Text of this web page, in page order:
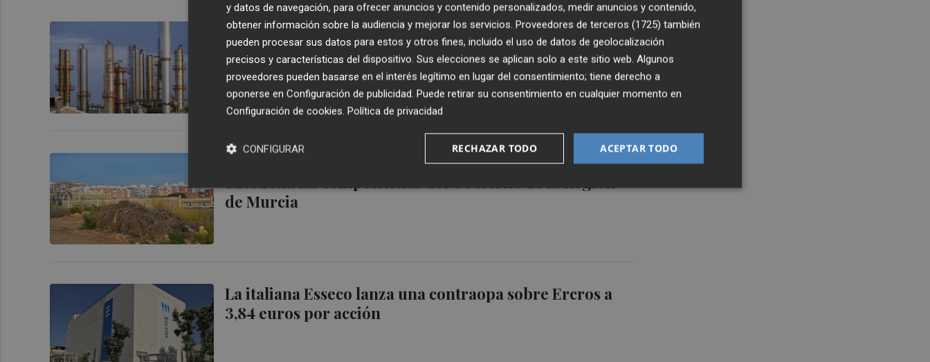
Los accionistas de Ercros ven insuficientes las opas de
Bondalti y Esseco
Ercros defiende su plan de remediación de El Hondón y
de Murcia
La italiana Esseco lanza una contraopa sobre Ercros a
3,84 euros por acción
y datos de navegación, para ofrecer anuncios y contenido personalizados, medir anuncios y contenido,
obtener información sobre la audiencia y mejorar los servicios. Proveedores de terceros (1725) también
pueden procesar sus datos para estos y otros fines, incluido el uso de datos de geolocalización
precisos y características del dispositivo. Sus elecciones se aplican solo a este sitio web. Algunos
proveedores pueden basarse en el interés legítimo en lugar del consentimiento; tiene derecho a
oponerse en Configuración de publicidad. Puede retirar su consentimiento en cualquier momento en
Configuración de cookies. Política de privacidad
ACEPTAR TODO
RECHAZAR TODO
CONFIGURAR